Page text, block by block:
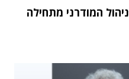
המודרני מתחילה